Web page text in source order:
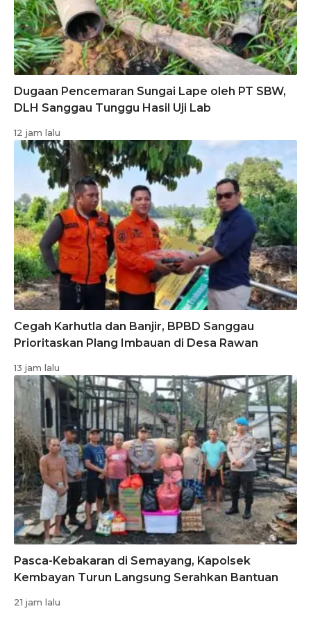
Dugaan Pencemaran Sungai Lape oleh PT SBW,
DLH Sanggau Tunggu Hasil Uji Lab
12 jam lalu
Cegah Karhutla dan Banjir, BPBD Sanggau
Prioritaskan Plang Imbauan di Desa Rawan
13 jam lalu
Pasca-Kebakaran di Semayang, Kapolsek
Kembayan Turun Langsung Serahkan Bantuan
21 jam lalu